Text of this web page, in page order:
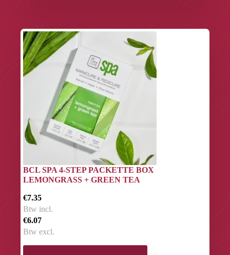
BCL SPA 4-STEP PACKETTE BOX
LEMONGRASS + GREEN TEA
€7.35
Btw incl.
€6.07
Btw excl.